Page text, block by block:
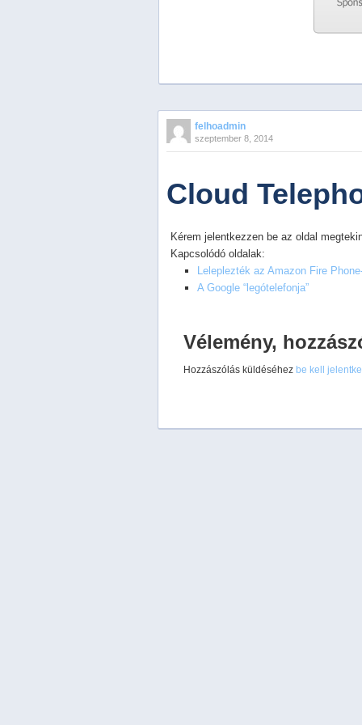
PreviousNextStop
2
5
felhoadmin
szeptember 8, 2014
Cloud
Kérem jelentkezzen be az oldal
Kapcsolódó oldalak:
Leleplezték az Amazon Fire
A Google “legótelefonja”
Vélemény,
Hozzászólás küldéséhez be kell